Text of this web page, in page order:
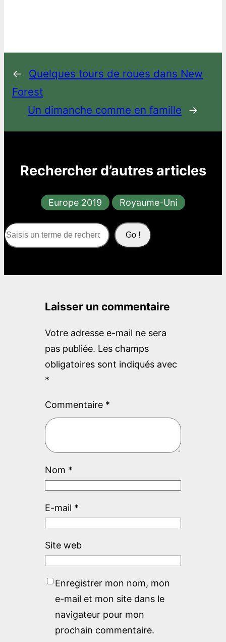
←
Quelques tours de roues dans New
Forest
Un dimanche comme en famille
→
Rechercher d’autres articles
Europe 2019 Royaume-Uni
S
e
r
Go !
Laisser un commentaire
Votre adresse e-mail ne sera
pas publiée. Les champs
obligatoires sont indiqués avec
*
Commentaire *
Nom *
E-mail *
Site web
Enregistrer mon nom, mon
e-mail et mon site dans le
navigateur pour mon
prochain commentaire.